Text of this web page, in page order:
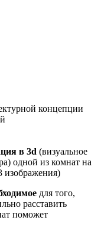
концепции
в 3d (визуальное
одной из комнат на
изображения)
для того,
расставить
поможет